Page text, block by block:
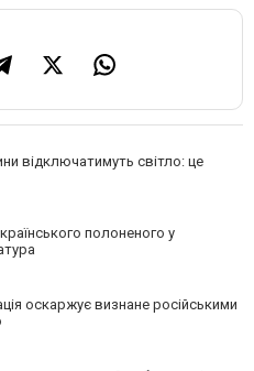
відключатимуть світло: це
полоненого у
оскаржує визнане російськими